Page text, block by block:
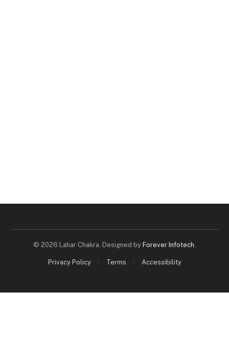
© 2026 Lahar Chakra. Designed by Forever Infotech.
Privacy Policy Terms Accessibility